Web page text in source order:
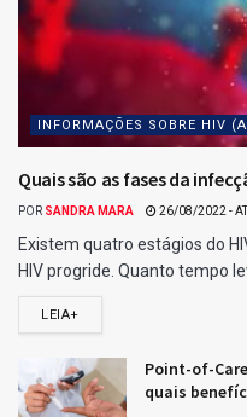
INFORMAÇÕES SOBRE HIV
Quais são as fases da
POR SANDRA MARA 26/08/2022 -
Existem quatro estágios do
HIV progride. Quanto tempo
LEIA+
Point-of-
quais